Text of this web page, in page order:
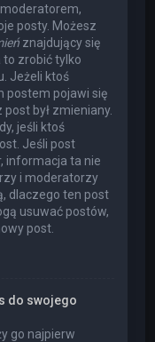
posty. Możesz
znajdujący się
to zrobić tylko
Jeżeli ktoś
postem pojawi się
był zmieniany.
jeśli ktoś
Jeśli post
informacja ta nie
i moderatorzy
dlaczego ten post
usuwać postów,
post.
do swojego
go najpierw